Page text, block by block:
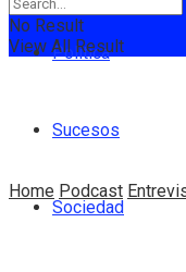
Política
Sucesos
Sociedad
No Result
View All Result
Home Podcast